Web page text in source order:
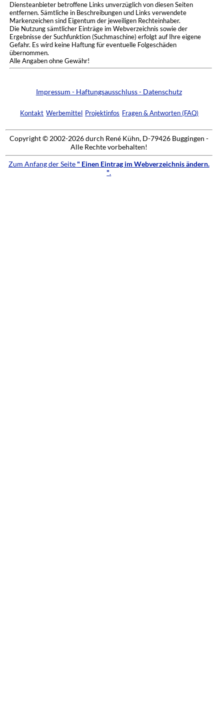
Diensteanbieter betroffene Links unverzüglich von diesen Seiten
entfernen. Sämtliche in Beschreibungen und Links verwendete
Markenzeichen sind Eigentum der jeweiligen Rechteinhaber.
Die Nutzung sämtlicher Einträge im Webverzeichnis sowie der
Ergebnisse der Suchfunktion (Suchmaschine) erfolgt auf Ihre eigene
Gefahr. Es wird keine Haftung für eventuelle Folgeschäden
übernommen.
Alle Angaben ohne Gewähr!
Impressum - Haftungsausschluss - Datenschutz
Kontakt Werbemittel Projektinfos Fragen & Antworten (FAQ)
Copyright © 2002-2026 durch René Kühn, D-79426 Buggingen -
Alle Rechte vorbehalten!
Zum Anfang der Seite " Einen Eintrag im Webverzeichnis ändern.
".